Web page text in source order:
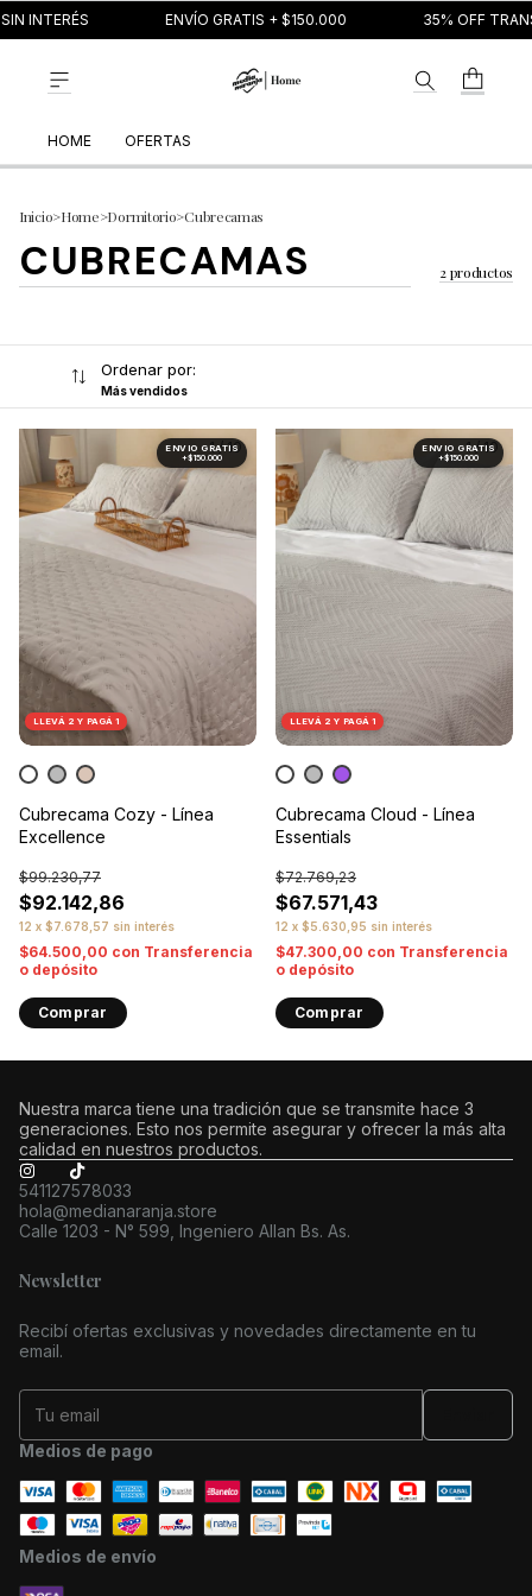
INTERÉS ENVÍO GRATIS + $150.000 35% OFF
HOME OFERTAS
Inicio>Home>Dormitorio>Cubrecamas
CUBRECAMAS 2 productos
Ordenar por:
Más vendidos
1/10
Cubrecama Cozy - Línea
Excellence
$92.142,86
$99.230,77
12 x $7.678,57 sin interés
LLEVÁ 2 Y PAGÁ 1
$64.500,00 con Transferencia
o depósito
Comprar
1/10
Cubrecama Cloud - Línea
Essentials
$67.571,43
$72.769,23
12 x $5.630,95 sin interés
LLEVÁ 2 Y PAGÁ 1
$47.300,00 con Transferencia
o depósito
Comprar
Nuestra marca tiene una tradición que se transmite hace 3
generaciones. Esto nos permite asegurar y ofrecer la más alta
calidad en nuestros productos.
541127578033
hola@medianaranja.store
Calle 1203 - N° 599, Ingeniero Allan Bs. As.
Newsletter
Recibí ofertas exclusivas y novedades directamente en tu
email.
Medios de pago
Medios de envío